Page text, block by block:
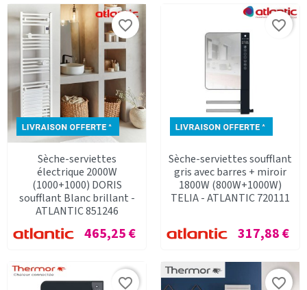
Sèche-serviettes
électrique 2000W
(1000+1000) DORIS
soufflant Blanc brillant -
ATLANTIC 851246
Prix
465,25 €
favorite_border
Sèche-serviettes soufflant
gris avec barres + miroir
1800W (800W+1000W)
TELIA - ATLANTIC 720111
Prix
317,88 €
favorite_border
favorite_border favorite_border